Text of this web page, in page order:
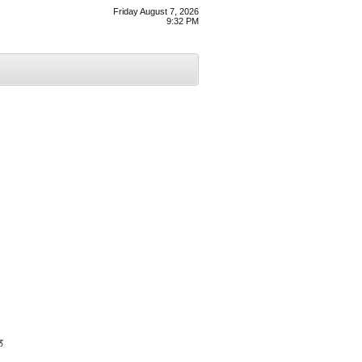
Friday August 7, 2026
9:32 PM